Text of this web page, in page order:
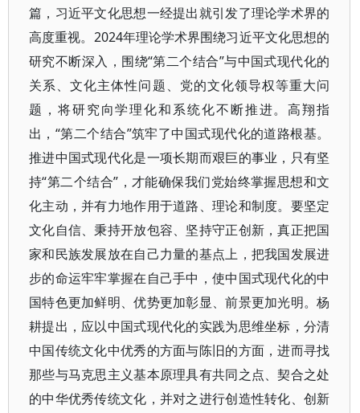
篇，习近平文化思想一经提出就引发了理论学术界的
高度重视。2024年理论学术界围绕习近平文化思想的
研究不断深入，围绕“第二个结合”与中国式现代化的
关系、文化主体性问题、党的文化领导权等重大问
题，将研究向学理化和系统化不断推进。高翔指
出，“第二个结合”筑牢了中国式现代化的道路根基。
推进中国式现代化是一项长期而艰巨的事业，只有坚
持“第二个结合”，才能确保我们党始终掌握思想和文
化主动，并有力地作用于道路、理论和制度。要坚定
文化自信、秉持开放包容、坚持守正创新，真正把国
家和民族发展放在自己力量的基点上，把我国发展进
步的命运牢牢掌握在自己手中，使中国式现代化的中
国特色更加鲜明、优势更加彰显、前景更加光明。杨
耕提出，应以中国式现代化的实践为思维坐标，分清
中国传统文化中优秀的方面与陈旧的方面，进而寻找
那些与马克思主义基本原理具有共同之点、契合之处
的中华优秀传统文化，并对之进行创造性转化、创新